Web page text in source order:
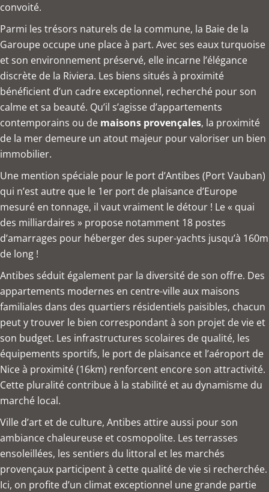
convoité.
Parmi les trésors naturels de la commune, la Baie de la
Garoupe occupe une place à part. Avec ses eaux turquoise
et son environnement préservé, elle incarne l’élégance
discrète de la Riviera. Les biens situés à proximité
bénéficient d’un cadre exceptionnel, recherché pour son
calme et sa beauté. Qu’il s’agisse d’appartements
contemporains ou de maisons provençales, la proximité
de la mer demeure un atout majeur pour valoriser un bien
immobilier.
Une mention spéciale pour le port d’Antibes (Port Vauban)
qui n’est autre que le 1er port de plaisance d’Europe
mesuré en tonnage, il vaut vraiment le détour ! Le « quai
des milliardaires » propose notamment 18 postes
d’amarrages pour héberger des super-yachts jusqu’à 160m
de long !
Antibes séduit également par la diversité de son offre. Des
appartements modernes en centre-ville aux maisons
familiales dans des quartiers résidentiels paisibles, chacun
peut y trouver le bien correspondant à son projet de vie et
son budget. Les infrastructures scolaires de qualité, les
équipements sportifs, le port de plaisance et l’aéroport de
Nice à proximité (16km) renforcent encore son attractivité.
Cette pluralité contribue à la stabilité et au dynamisme du
marché local.
Ville d’art et de culture, Antibes attire aussi pour son
ambiance chaleureuse et cosmopolite. Les terrasses
ensoleillées, les sentiers du littoral et les marchés
provençaux participent à cette qualité de vie si recherchée.
Ici, on profite d’un climat exceptionnel une grande partie